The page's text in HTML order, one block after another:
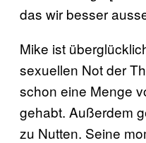
das wir besser
Mike ist
sexuellen Not der
schon eine Menge
gehabt. Außerdem
zu Nutten. Seine